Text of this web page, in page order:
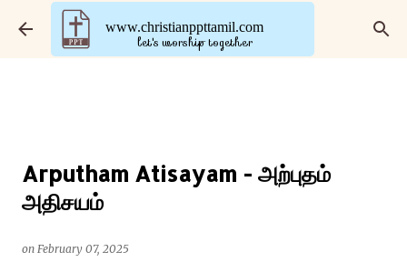
Skip to main content
www.christianppttamil.com
let's worship together
Arputham Atisayam - அற்புதம்
அதிசயம்
on February 07, 2025